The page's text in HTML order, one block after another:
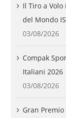
Il Tiro a
del Mondo
03/08/2026
Compak
Italiani 2026
03/08/2026
Gran